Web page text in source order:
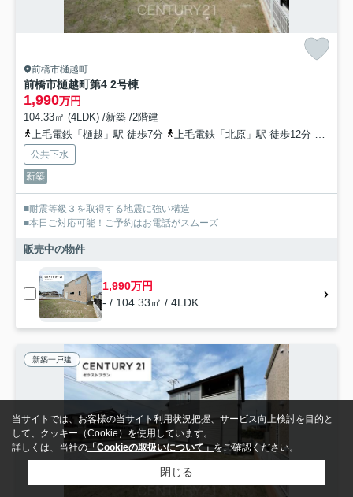
前橋市樋越町
前橋市樋越町第4 2号棟
1,990万円
104.33㎡ (4LDK) /新築 /2階建
上毛電鉄「樋越」駅 徒歩7分
上毛電鉄「北原」駅 徒歩12分
公共下水
新築
■耐震等級３を取得する地震に強い構造
■本日ご対応可能！ご予約はお電話がスムーズ
販売中の物件
1,990万円
- / 104.33㎡ / 4LDK
新築一戸建
当サイトでは、お客様の当サイト利用状況把握、サービス向上検討を目的と
して、クッキー（Cookie）を使用しています。
詳しくは、当社の 「Cookieの取扱いについて」をご確認ください。
閉じる